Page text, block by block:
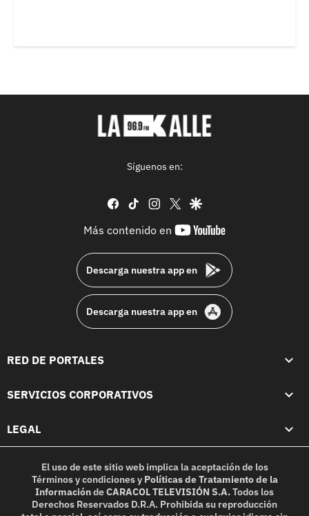
Síguenos en:
facebook
tiktok instagram
twittergoogle
Más contenido en
youtube-
Descarga nuestra app en
Descarga nuestra app en
RED DE PORTALES
SERVICIOS CORPORATIVOS
LEGAL
El uso de este sitio web implica la aceptación de los
Términos y condicionesy Políticas de Tratamiento de la
InformacióndeCARACOL TELEVISIÓN S.A.Todos los
Derechos Reservados D.R.A. Prohibida su reproducción